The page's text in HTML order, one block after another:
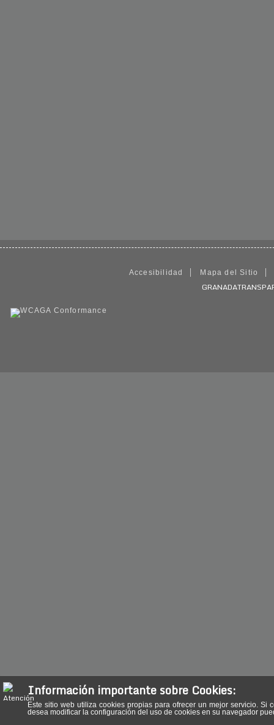
Información importante sobre Cookies:
Este sitio web utiliza cookies propias para ofrecer un mejor servicio.
desea modificar la configuración del uso de cookies en su navegador
Accesibilidad Mapa del Sitio